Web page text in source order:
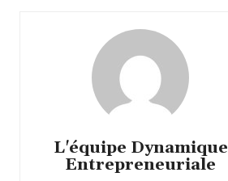
L'équipe Dynamique
Entrepreneuriale